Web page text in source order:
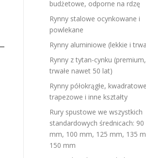
budżetowe, odporne na rdzę
Rynny stalowe ocynkowane i
powlekane
Rynny aluminiowe (lekkie i
Rynny z tytan-cynku (premium,
trwałe nawet 50 lat)
Rynny półokrągłe,
trapezowe i inne kształty
Rury spustowe we wszystkich
standardowych średnicach: 90
mm, 100 mm, 125 mm, 135
150 mm